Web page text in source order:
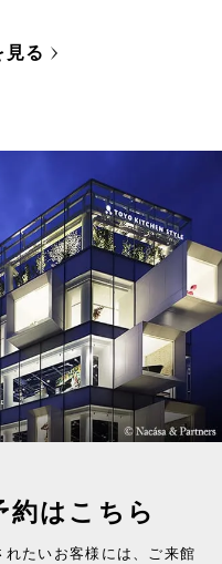
見る
約はこちら
たいお客様には、ご来館